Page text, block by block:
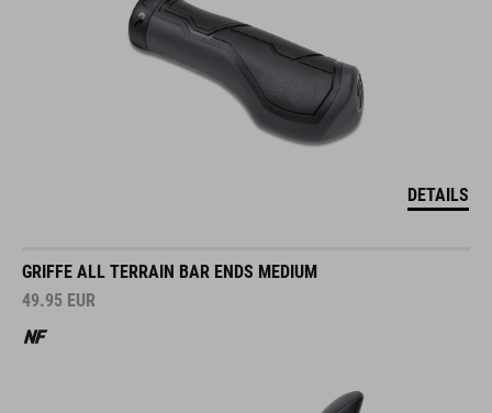
DETAILS
GRIFFE ALL TERRAIN BAR ENDS MEDIUM
49.95 EUR